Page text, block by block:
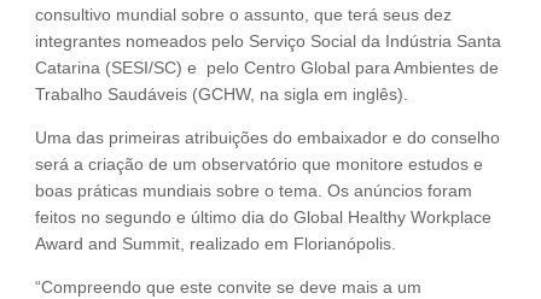
consultivo mundial sobre o assunto, que terá seus dez
integrantes nomeados pelo Serviço Social da Indústria Santa
Catarina (SESI/SC) e pelo Centro Global para Ambientes de
Trabalho Saudáveis (GCHW, na sigla em inglês).
Uma das primeiras atribuições do embaixador e do conselho
será a criação de um observatório que monitore estudos e
boas práticas mundiais sobre o tema. Os anúncios foram
feitos no segundo e último dia do Global Healthy Workplace
Award and Summit, realizado em Florianópolis.
“Compreendo que este convite se deve mais a um